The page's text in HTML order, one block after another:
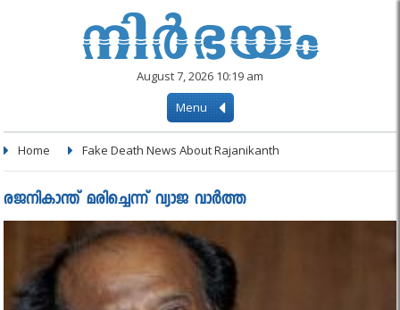
August 7, 2026 10:19 am
Menu
Home Fake Death News About Rajanikanth
രജനികാന്ത് മരിച്ചെന്ന് വ്യാജ വാര്‍ത്ത